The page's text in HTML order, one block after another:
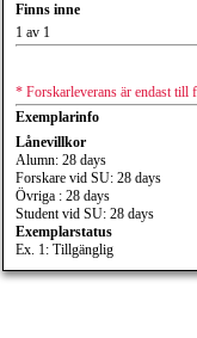
Finns inne
1 av 1
* Forskarleverans är endast till
Exemplarinfo
Lånevillkor
Alumn: 28 days
Forskare vid SU: 28 days
Övriga : 28 days
Student vid SU: 28 days
Exemplarstatus
Ex. 1: Tillgänglig